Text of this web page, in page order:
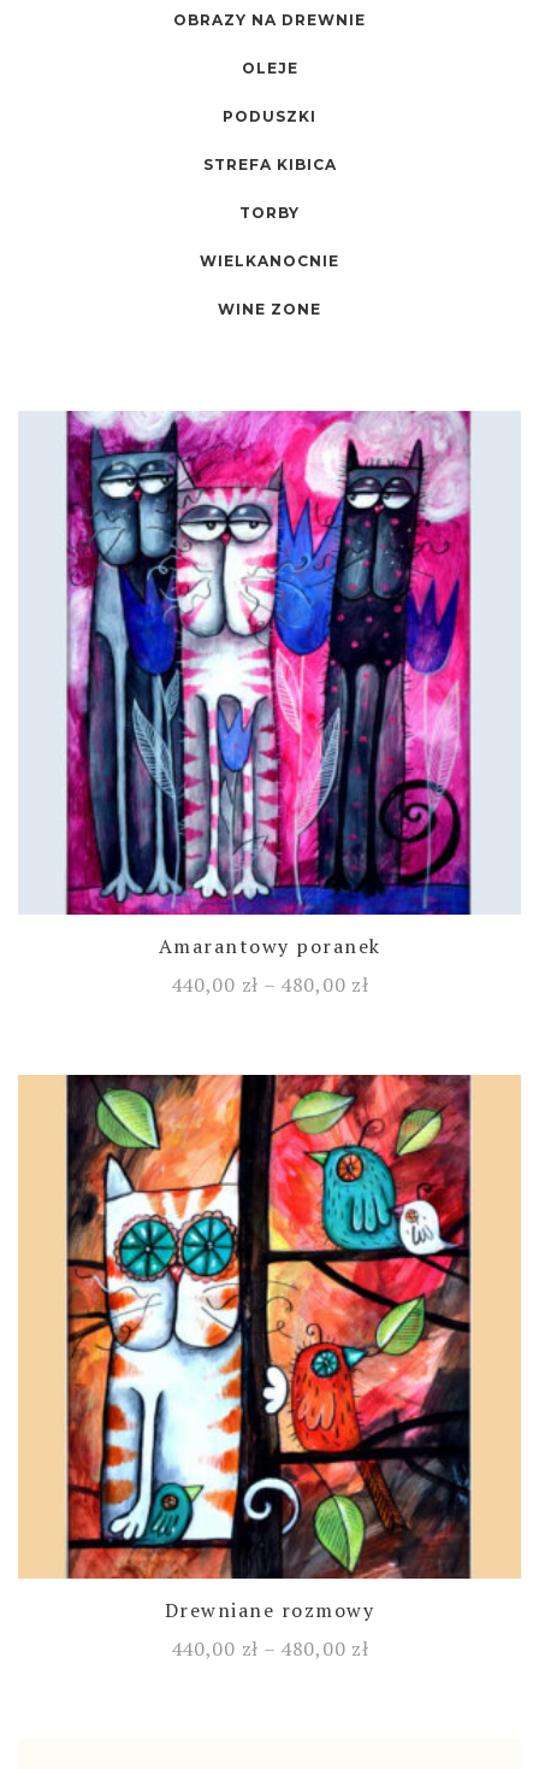
OBRAZY NA DREWNIE
OLEJE
PODUSZKI
STREFA KIBICA
TORBY
WIELKANOCNIE
WINE ZONE
Amarantowy poranek
440,00 zł – 480,00 zł
Drewniane rozmowy
440,00 zł – 480,00 zł